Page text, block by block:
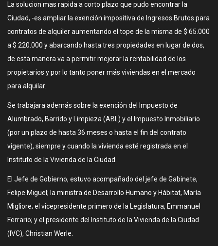
La solucion mas rapida a corto plazo que pudo encontrar la
Ciudad, -es ampliar la exención impositiva de Ingresos Brutos para
contratos de alquiler aumentando el tope de la misma de $ 65.000
a $ 220.000 y abarcando hasta tres propiedades en lugar de dos,
de esta manera va a permitir mejorar la rentabilidad de los
propietarios y por lo tanto poner más viviendas en el mercado
para alquilar.
Se trabajara además sobre la exención del Impuesto de
Alumbrado, Barrido y Limpieza (ABL) y el Impuesto Inmobiliario
(por un plazo de hasta 36 meses o hasta el fin del contrato
vigente), siempre y cuando la vivienda esté registrada en el
Instituto de la Vivienda de la Ciudad.
El Jefe de Gobierno, estuvo acompañado del jefe de Gabinete,
Felipe Miguel; la ministra de Desarrollo Humano y Hábitat, María
Migliore; el vicepresidente primero de la Legislatura, Emmanuel
Ferrario; y el presidente del Instituto de la Vivienda de la Ciudad
(IVC), Christian Werle.